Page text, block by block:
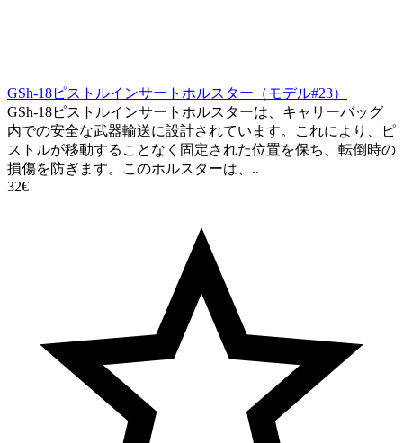
GSh-18ピストルインサートホルスター（モデル#23）
GSh-18ピストルインサートホルスターは、キャリーバッグ
内での安全な武器輸送に設計されています。これにより、ピ
ストルが移動することなく固定された位置を保ち、転倒時の
損傷を防ぎます。このホルスターは、..
32€